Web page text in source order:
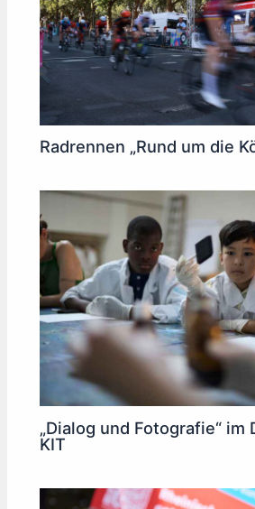
Radrennen „Rund um die
„Dialog und Fotografie“
KIT